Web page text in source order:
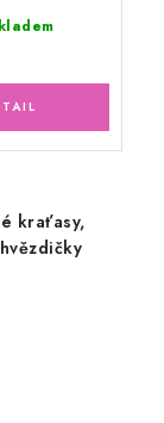
kraťasy,